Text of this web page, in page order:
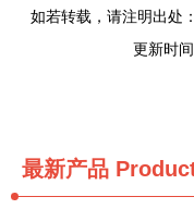
如若转载，请注明出处
更新时
最新产品